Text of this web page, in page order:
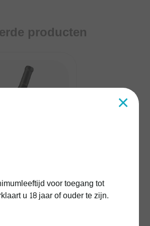
producten
Special Blend
×
voor toegang tot
u 18 jaar of ouder te zijn.